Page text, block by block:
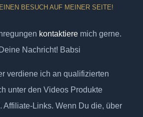
BESUCH AUF MEINER SEITE!
kontaktiere mich gerne.
Nachricht! Babsi
verdiene ich an qualifizierten
unter den Videos Produkte
Affiliate-Links. Wenn Du die, über